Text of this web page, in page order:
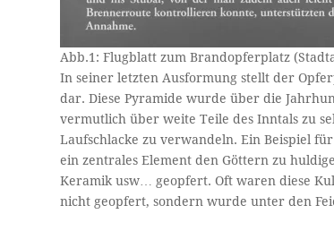
Abb.1: Flugblatt zum Brandopferplatz
In seiner letzten Ausformung stellt der
dar. Diese Pyramide wurde über die
vermutlich über weite Teile des Inntals zu
Laufschlacke zu verwandeln. Ein Beispiel
ein zentrales Element den Göttern zu
Keramik usw… geopfert. Oft waren diese
nicht geopfert, sondern wurde unter den